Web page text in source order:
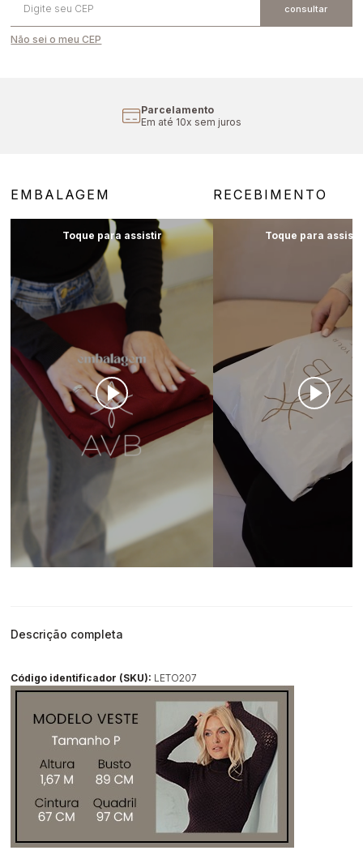
Não sei o meu CEP
Cupom Primeira Compra
Aproveite 10% off
EMBALAGEM RECEBIMENTO
Descrição completa
Código identificador (SKU): LETO207